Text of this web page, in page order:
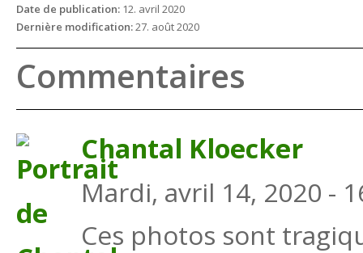
Date de publication: 12. avril 2020
Dernière modification:27. août 2020
Commentaires
Chantal Kloecker
Mardi, avril 14, 2020 -
Ces photos sont